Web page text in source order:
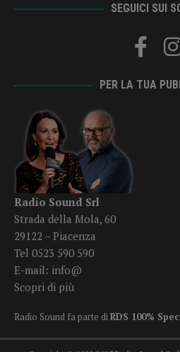
SEGUICI SUI
PER LA TUA
Radio Sound Srl
Strada della Mola, 60
29122 – Piacenza
Tel 0523 590 590
E-mail: info@
Scopri di più
Radio Sound fa parte diRDS 100%